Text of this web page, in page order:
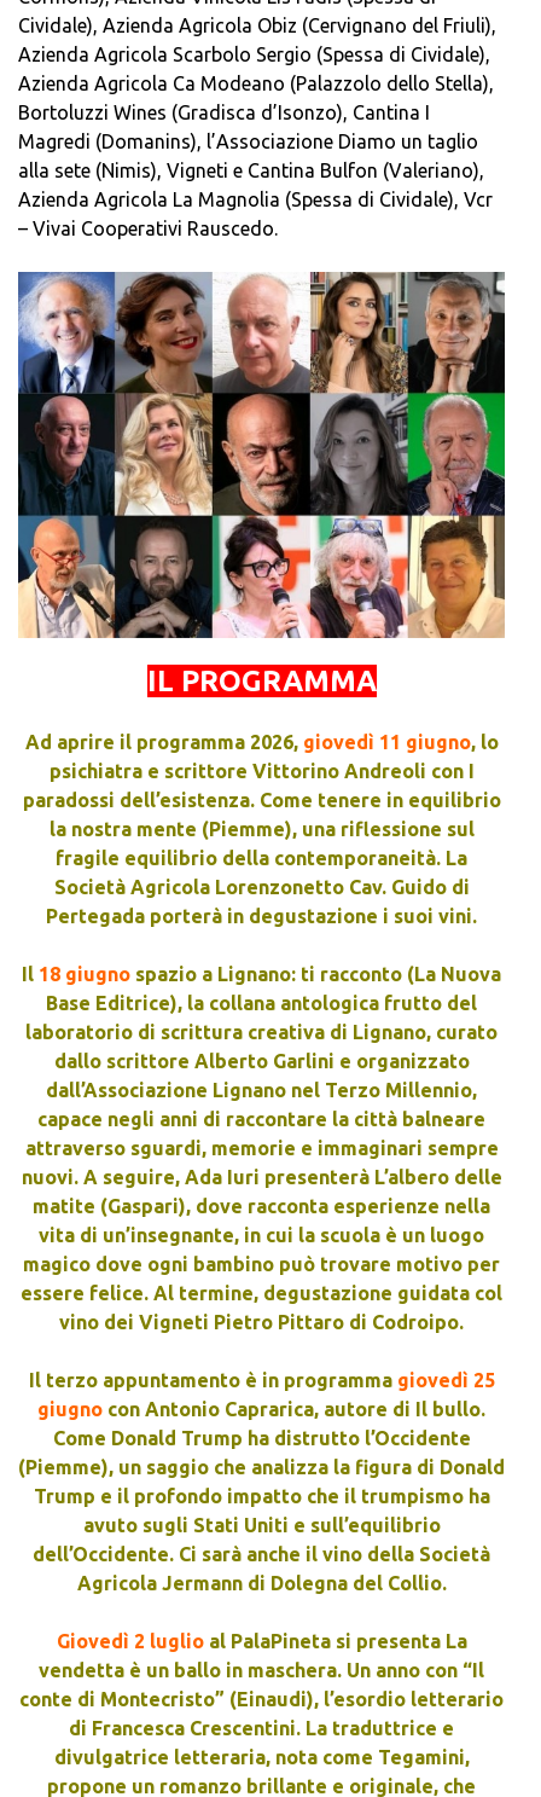
Cividale), Azienda Agricola Obiz (Cervignano del Friuli),
Azienda Agricola Scarbolo Sergio (Spessa di Cividale),
Azienda Agricola Ca Modeano (Palazzolo dello Stella),
Bortoluzzi Wines (Gradisca d’Isonzo), Cantina I
Magredi (Domanins), l’Associazione Diamo un taglio
alla sete (Nimis), Vigneti e Cantina Bulfon (Valeriano),
Azienda Agricola La Magnolia (Spessa di Cividale), Vcr
– Vivai Cooperativi Rauscedo.
IL PROGRAMMA
Ad aprire il programma 2026, giovedì 11 giugno, lo
psichiatra e scrittore Vittorino Andreoli con I
paradossi dell’esistenza. Come tenere in equilibrio
la nostra mente (Piemme), una riflessione sul
fragile equilibrio della contemporaneità. La
Società Agricola Lorenzonetto Cav. Guido di
Pertegada porterà in degustazione i suoi vini.
Il 18 giugno spazio a Lignano: ti racconto (La Nuova
Base Editrice), la collana antologica frutto del
laboratorio di scrittura creativa di Lignano, curato
dallo scrittore Alberto Garlini e organizzato
dall’Associazione Lignano nel Terzo Millennio,
capace negli anni di raccontare la città balneare
attraverso sguardi, memorie e immaginari sempre
nuovi. A seguire, Ada Iuri presenterà L’albero delle
matite (Gaspari), dove racconta esperienze nella
vita di un’insegnante, in cui la scuola è un luogo
magico dove ogni bambino può trovare motivo per
essere felice. Al termine, degustazione guidata col
vino dei Vigneti Pietro Pittaro di Codroipo.
Il terzo appuntamento è in programma giovedì 25
giugno con Antonio Caprarica, autore di Il bullo.
Come Donald Trump ha distrutto l’Occidente
(Piemme), un saggio che analizza la figura di Donald
Trump e il profondo impatto che il trumpismo ha
avuto sugli Stati Uniti e sull’equilibrio
dell’Occidente. Ci sarà anche il vino della Società
Agricola Jermann di Dolegna del Collio.
Giovedì 2 luglioal PalaPineta si presenta La
vendetta è un ballo in maschera. Un anno con “Il
conte di Montecristo” (Einaudi), l’esordio letterario
di Francesca Crescentini. La traduttrice e
divulgatrice letteraria, nota come Tegamini,
propone un romanzo brillante e originale, che